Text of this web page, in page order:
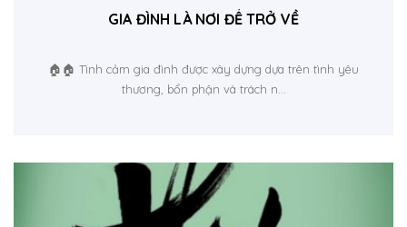
GIA ĐÌNH LÀ NƠI ĐỂ TRỞ VỀ
🏠🏠 Tình cảm gia đình được xây dựng dựa trên tình yêu
thương, bổn phận và trách n...